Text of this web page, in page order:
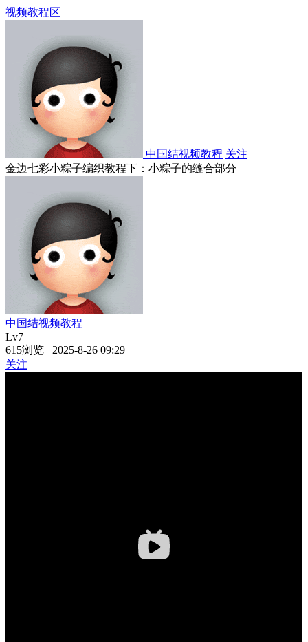
视频教程区
中国结视频教程 关注
金边七彩小粽子编织教程下：小粽子的缝合部分
中国结视频教程
Lv7
615浏览 2025-8-26 09:29
关注